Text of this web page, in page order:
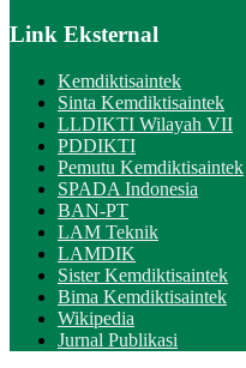
Link Eksternal
Kemdiktisaintek
Sinta Kemdiktisaintek
LLDIKTI Wilayah VII
PDDIKTI
Pemutu Kemdiktisaintek
SPADA Indonesia
BAN-PT
LAM Teknik
LAMDIK
Sister Kemdiktisaintek
Bima Kemdiktisaintek
Wikipedia
Jurnal Publikasi